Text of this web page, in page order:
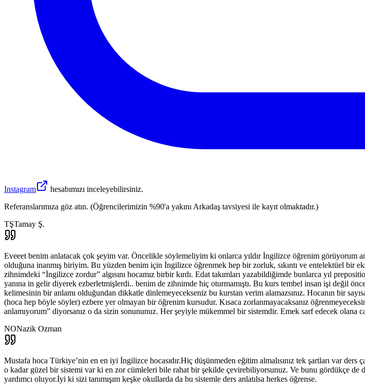
Instagram
hesabımızı inceleyebilirsiniz.
Referanslarımıza göz atın. (Öğrencilerimizin %90'a yakını Arkadaş tavsiyesi ile kayıt olmaktadır.)
TŞTamay Ş.
Eveeet benim anlatacak çok şeyim var. Öncelikle söylemeliyim ki onlarca yıldır İngilizce öğrenim
olduğuna inanmış biriyim. Bu yüzden benim için İngilizce öğrenmek hep bir zorluk, sıkıntı ve entelektüel bir
zihnimdeki “İngilizce zordur” algısını hocamız birbir kırdı. Edat takımları yazabildiğimde bunlarca yıl
yanına in gelir diyerek ezberletmişlerdi.. benim de zihnimde hiç oturmamıştı. Bu kurs tembel insan işi değil
kelimesinin bir anlamı olduğundan dikkatle dinlemeyecekseniz bu kurstan verim alamazsınız. Hocanın bir
(hoca hep böyle söyler) ezbere yer olmayan bir öğrenim kursudur. Kısaca zorlanmayacaksanız
anlamıyorum” diyorsanız o da sizin sonununuz. Her şeyiyle mükemmel bir sistemdir. Emek sarf edecek olana
NONazik Ozman
Mustafa hoca Türkiye’nin en en iyi İngilizce hocasıdır.Hiç düşünmeden eğitim almalısınız tek şartları var
o kadar güzel bir sistemi var ki en zor cümleleri bile rahat bir şekilde çevirebiliyorsunuz. Ve bunu gördükçe
yardımcı oluyor.İyi ki sizi tanımışım keşke okullarda da bu sistemle ders anlatılsa herkes öğrense.